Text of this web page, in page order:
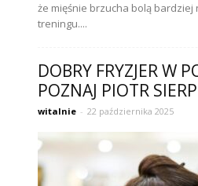
że mięśnie brzucha bolą bardziej
treningu....
DOBRY FRYZJER W
POZNAJ PIOTR
witalnie - 22 października 2025